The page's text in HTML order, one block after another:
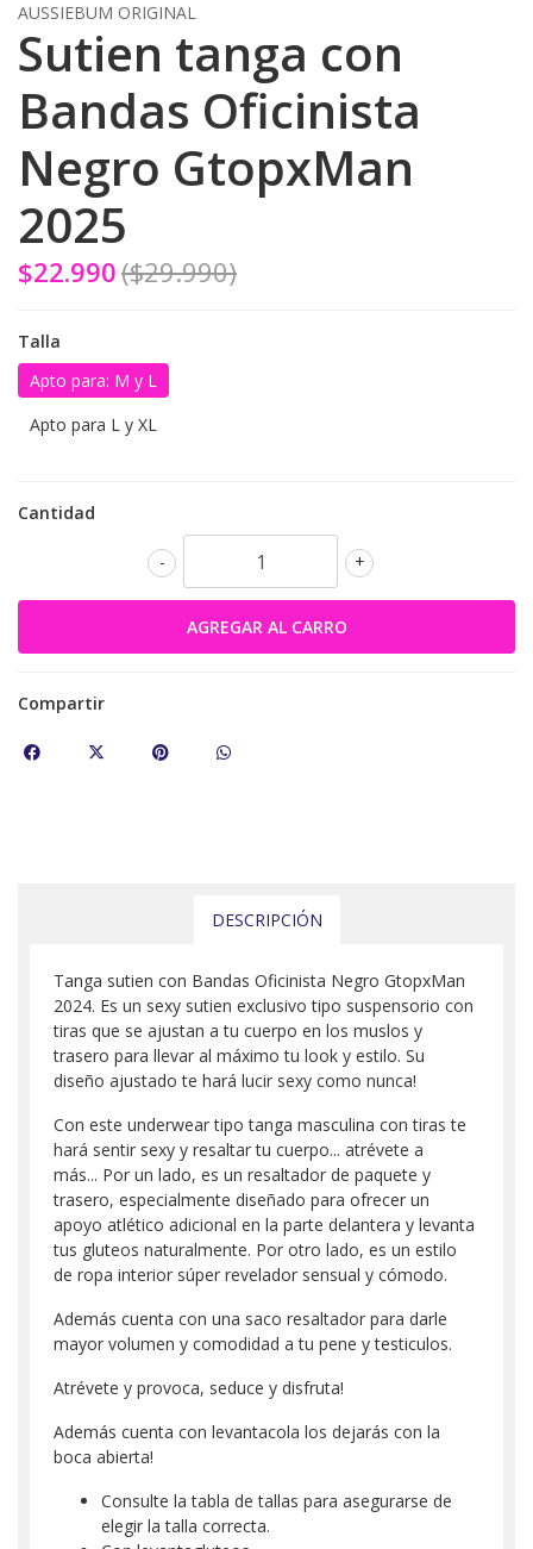
AUSSIEBUM ORIGINAL
Sutien tanga con
Bandas Oficinista
Negro GtopxMan
2025
$22.990($29.990)
Talla
Apto para: M y L
Apto para L y XL
Cantidad
+
-
Compartir
DESCRIPCIÓN
Tanga sutien con Bandas Oficinista Negro GtopxMan
2024. Es un sexy sutien exclusivo tipo suspensorio con
tiras que se ajustan a tu cuerpo en los muslos y
trasero para llevar al máximo tu look y estilo. Su
diseño ajustado te hará lucir sexy como nunca!
Con este underwear tipo tanga masculina con tiras te
hará sentir sexy y resaltar tu cuerpo... atrévete a
más... Por un lado, es un resaltador de paquete y
trasero, especialmente diseñado para ofrecer un
apoyo atlético adicional en la parte delantera y levanta
tus gluteos naturalmente. Por otro lado, es un estilo
de ropa interior súper revelador sensual y cómodo.
Además cuenta con una saco resaltador para darle
mayor volumen y comodidad a tu pene y testiculos.
Atrévete y provoca, seduce y disfruta!
Además cuenta con levantacola los dejarás con la
boca abierta!
Consulte la tabla de tallas para asegurarse de
elegir la talla correcta.